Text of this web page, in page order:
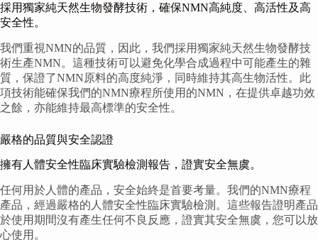
採用獨家純天然生物發酵技術，確保NMN高純度、高活性及高
安全性。
我們重視NMN的品質，因此，我們採用獨家純天然生物發酵技
術生產NMN。這種技術可以避免化學合成過程中可能產生的雜
質，保證了NMN原料的高度純淨，同時維持其高生物活性。此
項技術能確保我們的NMN療程所使用的NMN，在提供卓越功效
之餘，亦能維持最高標準的安全性。
嚴格的品質與安全認證
擁有人體安全性臨床實驗檢測報告，證實安全無虞。
任何用於人體的產品，安全始終是首要考量。我們的NMN療程
產品，經過嚴格的人體安全性臨床實驗檢測。這些報告證明產品
於使用期間沒有產生任何不良反應，證實其安全無虞，您可以放
心使用。